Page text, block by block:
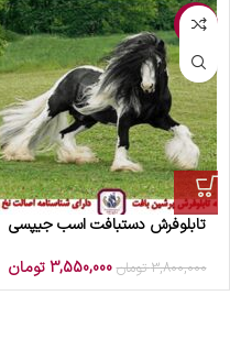
-7%
تابلوفرش دستبافت اسب جیپسی
3,800,000 تومان 3,550,000 تومان